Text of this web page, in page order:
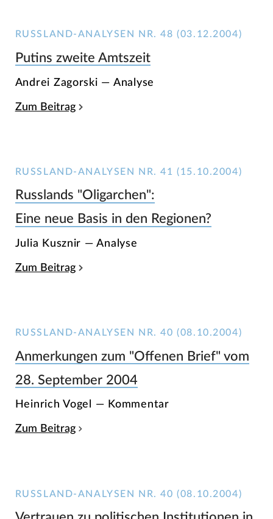
RUSSLAND-ANALYSEN NR. 48 (03.12.2004)
Putins zweite Amtszeit
Andrei Zagorski — Analyse
Zum Beitrag
RUSSLAND-ANALYSEN NR. 41 (15.10.2004)
Russlands "Oligarchen":
Eine neue Basis in den Regionen?
Julia Kusznir — Analyse
Zum Beitrag
RUSSLAND-ANALYSEN NR. 40 (08.10.2004)
Anmerkungen zum "Offenen Brief" vom
28. September 2004
Heinrich Vogel — Kommentar
Zum Beitrag
RUSSLAND-ANALYSEN NR. 40 (08.10.2004)